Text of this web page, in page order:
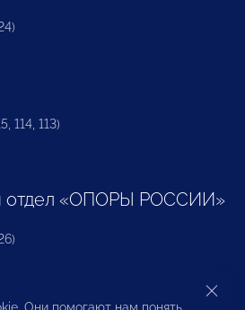
114, 113)
отдел «ОПОРЫ РОССИИ»
предпринимателей и
Они помогают нам понять,